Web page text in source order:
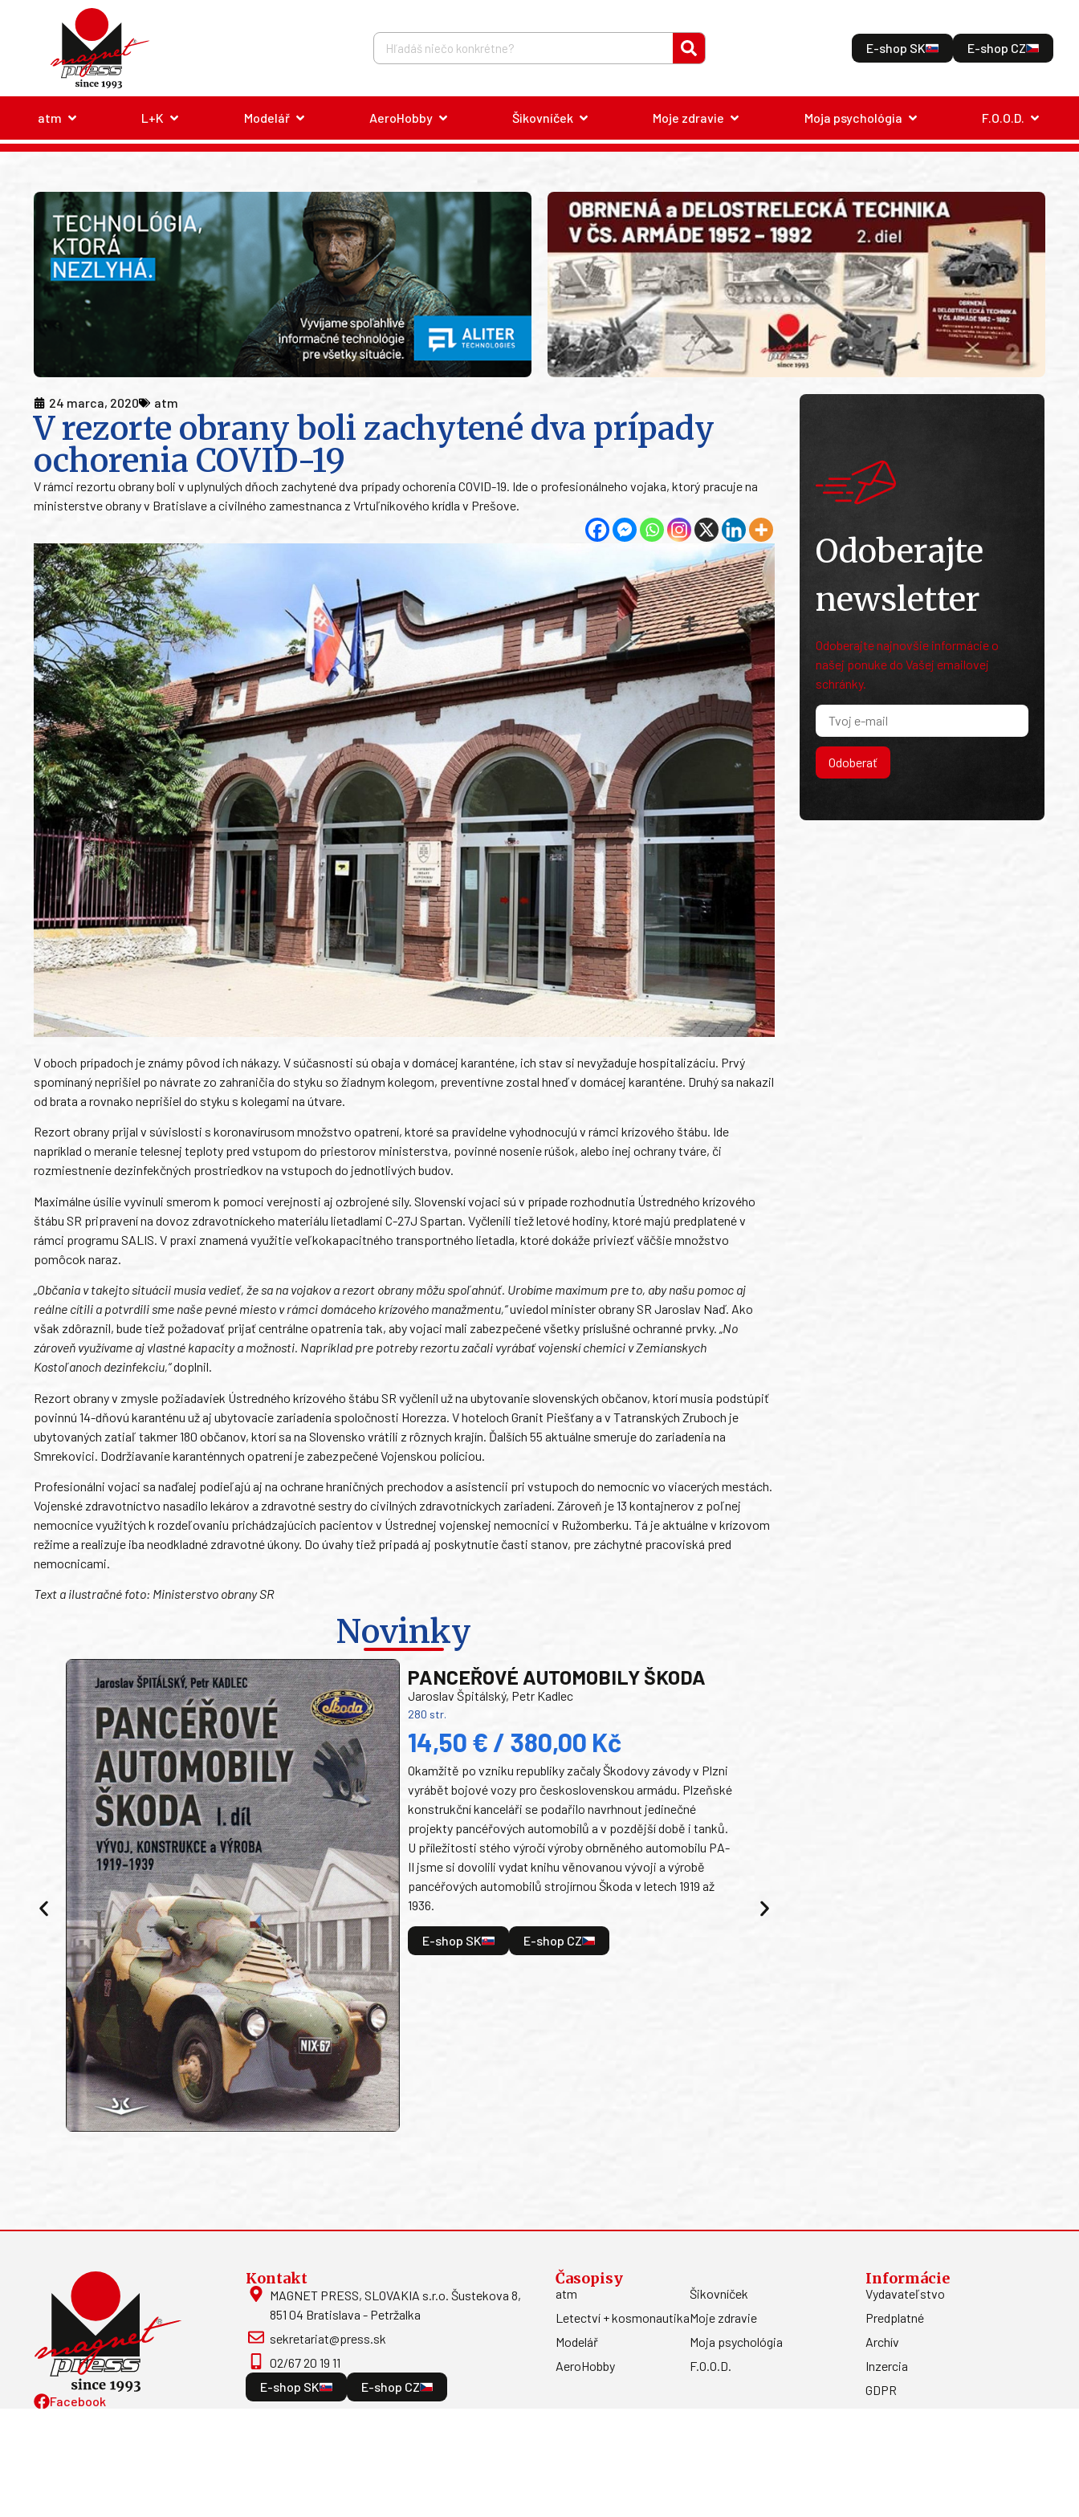
E-shop SK E-shop CZ
atm L+K Modelář AeroHobby Šikovníček Moje zdravie Moja psychológia F.O.O.D.
24 marca, 2020 atm
V rezorte obrany boli zachytené dva prípady
ochorenia COVID-19
V rámci rezortu obrany boli v uplynulých dňoch zachytené dva prípady ochorenia COVID-19. Ide o profesionálneho vojaka, ktorý pracuje na
ministerstve obrany v Bratislave a civilného zamestnanca z Vrtuľníkového krídla v Prešove.
V oboch prípadoch je známy pôvod ich nákazy. V súčasnosti sú obaja v domácej karanténe, ich stav si nevyžaduje hospitalizáciu. Prvý
spomínaný neprišiel po návrate zo zahraničia do styku so žiadnym kolegom, preventívne zostal hneď v domácej karanténe. Druhý sa nakazil
od brata a rovnako neprišiel do styku s kolegami na útvare.
Rezort obrany prijal v súvislosti s koronavírusom množstvo opatrení, ktoré sa pravidelne vyhodnocujú v rámci krízového štábu. Ide
napríklad o meranie telesnej teploty pred vstupom do priestorov ministerstva, povinné nosenie rúšok, alebo inej ochrany tváre, či
rozmiestnenie dezinfekčných prostriedkov na vstupoch do jednotlivých budov.
Maximálne úsilie vyvinuli smerom k pomoci verejnosti aj ozbrojené sily. Slovenskí vojaci sú v prípade rozhodnutia Ústredného krízového
štábu SR pripravení na dovoz zdravotníckeho materiálu lietadlami C-27J Spartan. Vyčlenili tiež letové hodiny, ktoré majú predplatené v
rámci programu SALIS. V praxi znamená využitie veľkokapacitného transportného lietadla, ktoré dokáže priviezť väčšie množstvo
pomôcok naraz.
„Občania v takejto situácii musia vedieť, že sa na vojakov a rezort obrany môžu spoľahnúť. Urobíme maximum pre to, aby našu pomoc aj
reálne cítili a potvrdili sme naše pevné miesto v rámci domáceho krízového manažmentu,“uviedol minister obrany SR Jaroslav Naď. Ako
však zdôraznil, bude tiež požadovať prijať centrálne opatrenia tak, aby vojaci mali zabezpečené všetky príslušné ochranné prvky. „No
zároveň využívame aj vlastné kapacity a možnosti. Napríklad pre potreby rezortu začali vyrábať vojenskí chemici v Zemianskych
Kostoľanoch dezinfekciu,“doplnil.
Rezort obrany v zmysle požiadaviek Ústredného krízového štábu SR vyčlenil už na ubytovanie slovenských občanov, ktorí musia podstúpiť
povinnú 14-dňovú karanténu už aj ubytovacie zariadenia spoločnosti Horezza. V hoteloch Granit Piešťany a v Tatranských Zruboch je
ubytovaných zatiaľ takmer 180 občanov, ktorí sa na Slovensko vrátili z rôznych krajín. Ďalších 55 aktuálne smeruje do zariadenia na
Smrekovici. Dodržiavanie karanténnych opatrení je zabezpečené Vojenskou políciou.
Profesionálni vojaci sa naďalej podieľajú aj na ochrane hraničných prechodov a asistencii pri vstupoch do nemocníc vo viacerých mestách.
Vojenské zdravotníctvo nasadilo lekárov a zdravotné sestry do civilných zdravotníckych zariadení. Zároveň je 13 kontajnerov z poľnej
nemocnice využitých k rozdeľovaniu prichádzajúcich pacientov v Ústrednej vojenskej nemocnici v Ružomberku. Tá je aktuálne v krízovom
režime a realizuje iba neodkladné zdravotné úkony. Do úvahy tiež pripadá aj poskytnutie časti stanov, pre záchytné pracoviská pred
nemocnicami.
Text a ilustračné foto: Ministerstvo obrany SR
Novinky
PANCEŘOVÉ AUTOMOBILY ŠKODA
Jaroslav Špitálský, Petr Kadlec
280 str.
14,50 € / 380,00 Kč
Okamžitě po vzniku republiky začaly Škodovy závody v Plzni
vyrábět bojové vozy pro československou armádu. Plzeňské
konstrukční kanceláři se podařilo navrhnout jedinečné
projekty pancéřových automobilů a v pozdější době i tanků.
U příležitosti stého výročí výroby obrněného automobilu PA-
II jsme si dovolili vydat knihu věnovanou vývoji a výrobě
pancéřových automobilů strojírnou Škoda v letech 1919 až
1936.
E-shop SK E-shop CZ
Odoberajte
newsletter
Odoberajte najnovšie informácie o
našej ponuke do Vašej emailovej
schránky.
Odoberať
Facebook
Kontakt
MAGNET PRESS, SLOVAKIA s.r.o. Šustekova 8,
851 04 Bratislava - Petržalka
sekretariat@press.sk
02/67 20 19 11
E-shop SK
E-shop CZ
Časopisy
atm
Letectví + kosmonautika
Modelář
AeroHobby
Šikovníček
Moje zdravie
Moja psychológia
F.O.O.D.
Informácie
Vydavateľstvo
Predplatné
Archív
Inzercia
GDPR